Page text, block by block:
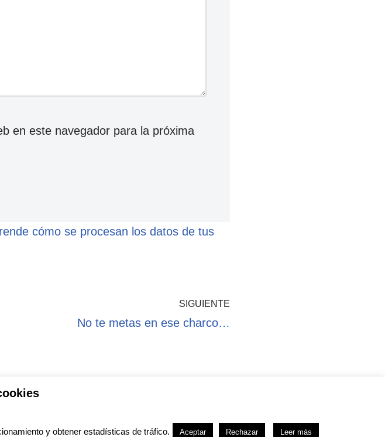
en este navegador para la próxima
cómo se procesan los datos de tus
SIGUIENTE
No te metas en ese charco…
y obtener estadísticas de tráfico. Aceptar Rechazar Leer más